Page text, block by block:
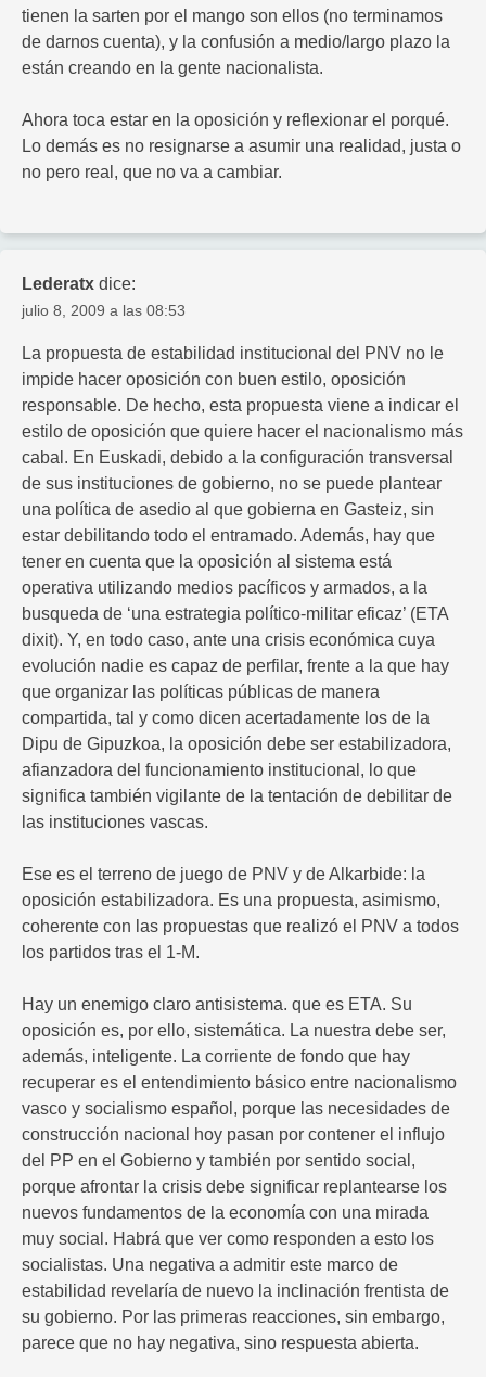
tienen la sarten por el mango son ellos (no terminamos
de darnos cuenta), y la confusión a medio/largo plazo la
están creando en la gente nacionalista.
Ahora toca estar en la oposición y reflexionar el porqué.
Lo demás es no resignarse a asumir una realidad, justa o
no pero real, que no va a cambiar.
Lederatx dice:
julio 8, 2009 a las 08:53
La propuesta de estabilidad institucional del PNV no le
impide hacer oposición con buen estilo, oposición
responsable. De hecho, esta propuesta viene a indicar el
estilo de oposición que quiere hacer el nacionalismo más
cabal. En Euskadi, debido a la configuración transversal
de sus instituciones de gobierno, no se puede plantear
una política de asedio al que gobierna en Gasteiz, sin
estar debilitando todo el entramado. Además, hay que
tener en cuenta que la oposición al sistema está
operativa utilizando medios pacíficos y armados, a la
busqueda de ‘una estrategia político-militar eficaz’ (ETA
dixit). Y, en todo caso, ante una crisis económica cuya
evolución nadie es capaz de perfilar, frente a la que hay
que organizar las políticas públicas de manera
compartida, tal y como dicen acertadamente los de la
Dipu de Gipuzkoa, la oposición debe ser estabilizadora,
afianzadora del funcionamiento institucional, lo que
significa también vigilante de la tentación de debilitar de
las instituciones vascas.
Ese es el terreno de juego de PNV y de Alkarbide: la
oposición estabilizadora. Es una propuesta, asimismo,
coherente con las propuestas que realizó el PNV a todos
los partidos tras el 1-M.
Hay un enemigo claro antisistema. que es ETA. Su
oposición es, por ello, sistemática. La nuestra debe ser,
además, inteligente. La corriente de fondo que hay
recuperar es el entendimiento básico entre nacionalismo
vasco y socialismo español, porque las necesidades de
construcción nacional hoy pasan por contener el influjo
del PP en el Gobierno y también por sentido social,
porque afrontar la crisis debe significar replantearse los
nuevos fundamentos de la economía con una mirada
muy social. Habrá que ver como responden a esto los
socialistas. Una negativa a admitir este marco de
estabilidad revelaría de nuevo la inclinación frentista de
su gobierno. Por las primeras reacciones, sin embargo,
parece que no hay negativa, sino respuesta abierta.